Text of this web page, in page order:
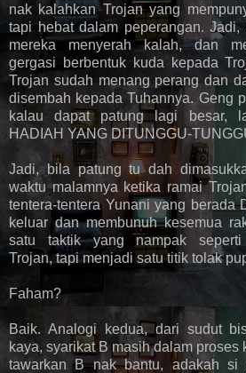
nak kalahkan Trojan yang
tapi hebat dalam peperangan.
mereka menyerah kalah, dan
gergasi berbentuk kuda kepada
Trojan sudah menang perang dan
disembah kepada Tuhannya. Geng
kalau dapat patung lagi besar,
HADIAH YANG DITUNGGU-
Jadi, bila patung tu dah
waktu malamnya ketika ramai
tentera-tentera Yunani yang berada
keluar dan membunuh kesemua
satu taktik yang nampak seperti
Trojan, tapi menjadi satu titik tolak
Faham?
Baik. Analogi kedua, dari sudut
kaya, syarikat B masih dalam proses
tawarkan B nak bantu, adakah si